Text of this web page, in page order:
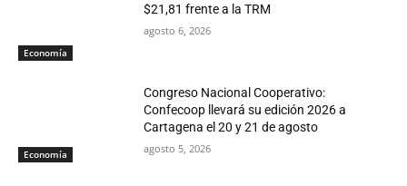
Economía
$21,81 frente a la TRM
agosto 6, 2026
Economía
Congreso Nacional Cooperativo:
Confecoop llevará su edición 2026 a
Cartagena el 20 y 21 de agosto
agosto 5, 2026